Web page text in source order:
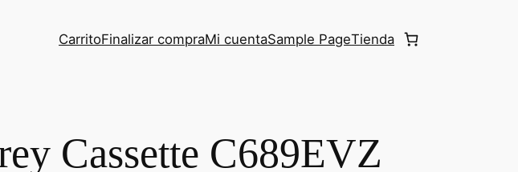
CarritoFinalizar compraMi cuentaSample PageTienda
Cassette C689EVZ